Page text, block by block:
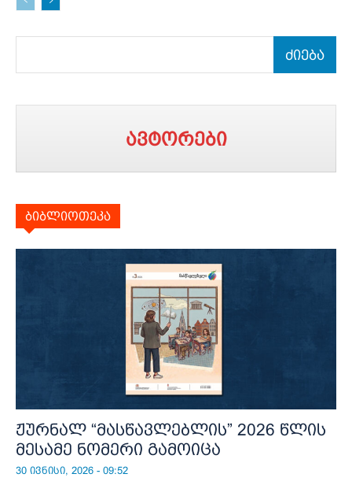
ძიება
ავტორები
ბიბლიოთეკა
ჟურნალ “მასწავლებლის” 2026 წლის
მესამე ნომერი გამოიცა
30 ივნისი, 2026 - 09:52